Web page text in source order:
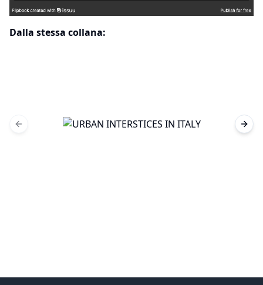
Dalla stessa collana:
Previous slide